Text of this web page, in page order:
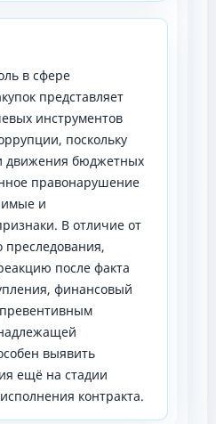
в сфере
представляет
инструментов
поскольку
движения бюджетных
правонарушение
и
В отличие от
преследования,
после факта
финансовый
выявить
ещё на стадии
контракта.